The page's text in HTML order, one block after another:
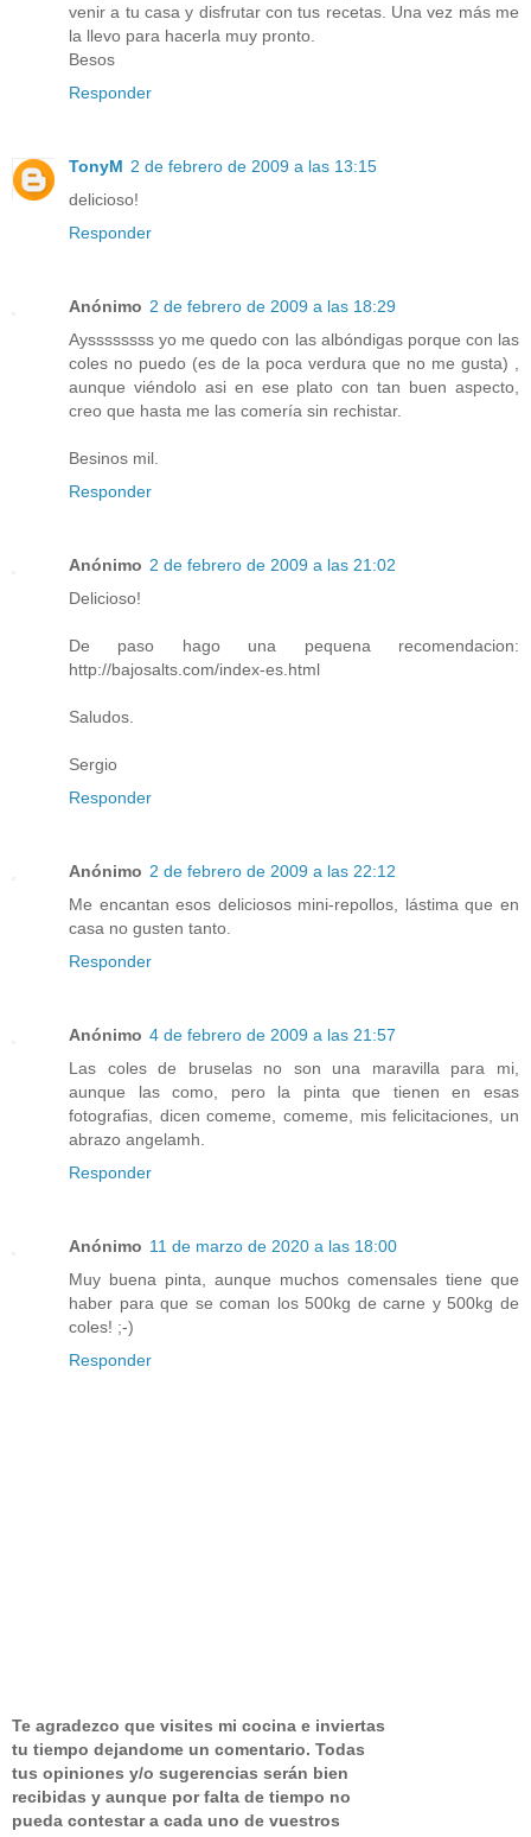
venir a tu casa y disfrutar con tus recetas. Una vez más me
la llevo para hacerla muy pronto.
Besos
Responder
TonyM 2 de febrero de 2009 a las 13:15
delicioso!
Responder
Anónimo 2 de febrero de 2009 a las 18:29
Ayssssssss yo me quedo con las albóndigas porque con las
coles no puedo (es de la poca verdura que no me gusta) ,
aunque viéndolo asi en ese plato con tan buen aspecto,
creo que hasta me las comería sin rechistar.
Besinos mil.
Responder
Anónimo 2 de febrero de 2009 a las 21:02
Delicioso!
De paso hago una pequena recomendacion:
http://bajosalts.com/index-es.html
Saludos.
Sergio
Responder
Anónimo 2 de febrero de 2009 a las 22:12
Me encantan esos deliciosos mini-repollos, lástima que en
casa no gusten tanto.
Responder
Anónimo 4 de febrero de 2009 a las 21:57
Las coles de bruselas no son una maravilla para mi,
aunque las como, pero la pinta que tienen en esas
fotografias, dicen comeme, comeme, mis felicitaciones, un
abrazo angelamh.
Responder
Anónimo 11 de marzo de 2020 a las 18:00
Muy buena pinta, aunque muchos comensales tiene que
haber para que se coman los 500kg de carne y 500kg de
coles! ;-)
Responder
Te agradezco que visites mi cocina e inviertas
tu tiempo dejandome un comentario. Todas
tus opiniones y/o sugerencias serán bien
recibidas y aunque por falta de tiempo no
pueda contestar a cada uno de vuestros